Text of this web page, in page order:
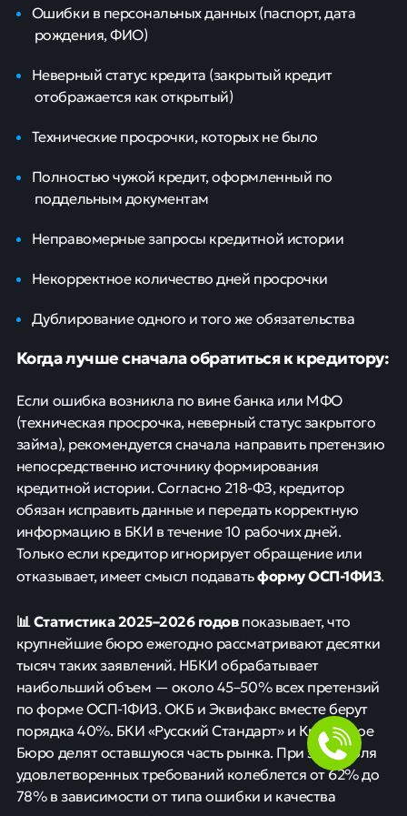
Ошибки в персональных данных (паспорт, дата
рождения, ФИО)
Неверный статус кредита (закрытый кредит
отображается как открытый)
Технические просрочки, которых не было
Полностью чужой кредит, оформленный по
поддельным документам
Неправомерные запросы кредитной истории
Некорректное количество дней просрочки
Дублирование одного и того же обязательства
Когда лучше сначала обратиться к кредитору:
Если ошибка возникла по вине банка или МФО
(техническая просрочка, неверный статус закрытого
займа), рекомендуется сначала направить претензию
непосредственно источнику формирования
кредитной истории. Согласно 218-ФЗ, кредитор
обязан исправить данные и передать корректную
информацию в БКИ в течение 10 рабочих дней.
Только если кредитор игнорирует обращение или
отказывает, имеет смысл подаватьформу ОСП-1ФИЗ.
📊 Статистика 2025–2026 годовпоказывает, что
крупнейшие бюро ежегодно рассматривают десятки
тысяч таких заявлений. НБКИ обрабатывает
наибольший объем — около 45–50% всех претензий
по форме ОСП-1ФИЗ. ОКБ и Эквифакс вместе берут
порядка 40%. БКИ «Русский Стандарт» и Кредитное
Бюро делят оставшуюся часть рынка. При этом доля
удовлетворенных требований колеблется от 62% до
78% в зависимости от типа ошибки и качества